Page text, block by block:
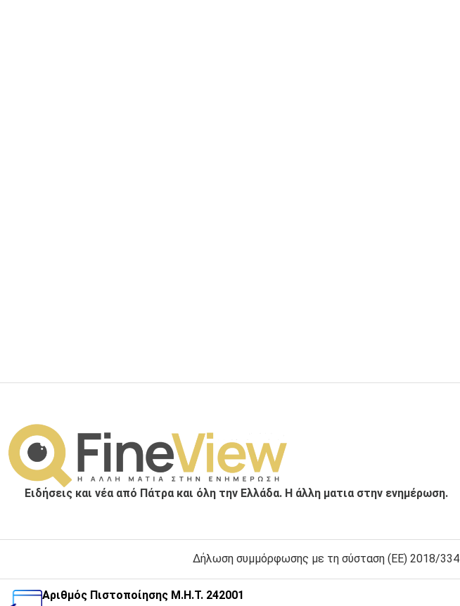
Ειδήσεις και νέα από Πάτρα και όλη την Ελλάδα. Η άλλη ματια στην ενημέρωση.
Δήλωση συμμόρφωσης με τη σύσταση (ΕΕ) 2018/334
Αριθμός Πιστοποίησης Μ.Η.Τ. 242001